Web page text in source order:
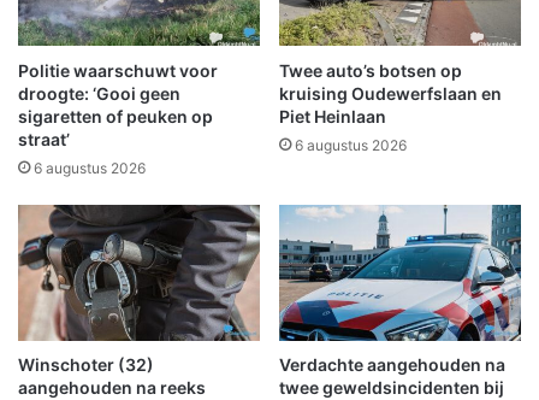
r
f
i
l
m
s
k
e
n
g
a
a
n
e
r
l
i
n
Politie waarschuwt voor
droogte: ‘Gooi geen
sigaretten of peuken op
straat’
6 augustus 2026
Twee auto’s botsen op
kruising Oudewerfslaan en
Piet Heinlaan
6 augustus 2026
Winschoter (32)
aangehouden na reeks
Verdachte aangehouden na
twee geweldsincidenten bij